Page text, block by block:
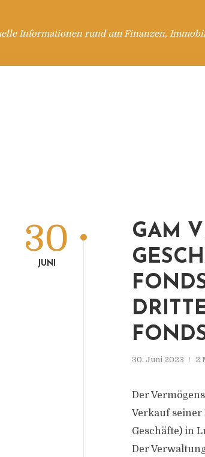
Informationen rund um Finanzen,
GAM
30. Juni 2023 2
30
JUNI
Der
Verkauf
Geschäfte) in
Der